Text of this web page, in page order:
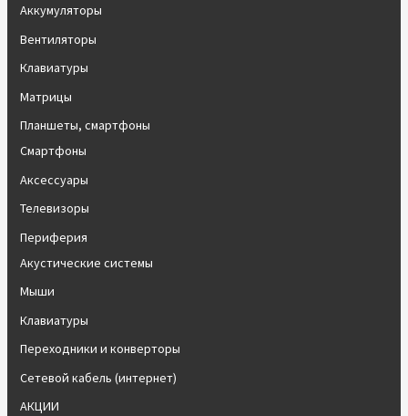
Аккумуляторы
Вентиляторы
Клавиатуры
Матрицы
Планшеты, смартфоны
Смартфоны
Аксессуары
Телевизоры
Периферия
Акустические системы
Мыши
Клавиатуры
Переходники и конверторы
Сетевой кабель (интернет)
АКЦИИ